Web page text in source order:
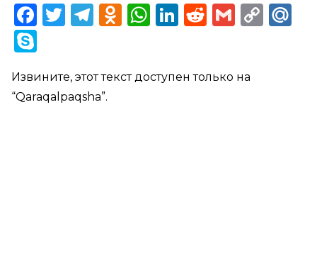
Facebook
Twitter
Telegram
Odnoklassniki
WhatsApp
LinkedIn
Reddit
Gmail
Извините, этот текст доступен только на
“Qaraqalpaqsha”.